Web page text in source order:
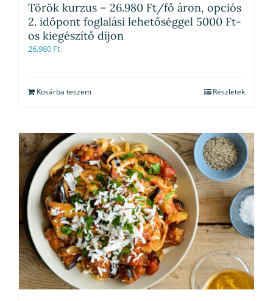
Török kurzus – 26.980 Ft/fő áron, opciós
2. időpont foglalási lehetőséggel 5000 Ft-
os kiegészítő díjon
26,980 Ft
Kosárba teszem Részletek